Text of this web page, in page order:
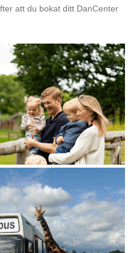
att du bokat ditt DanCenter